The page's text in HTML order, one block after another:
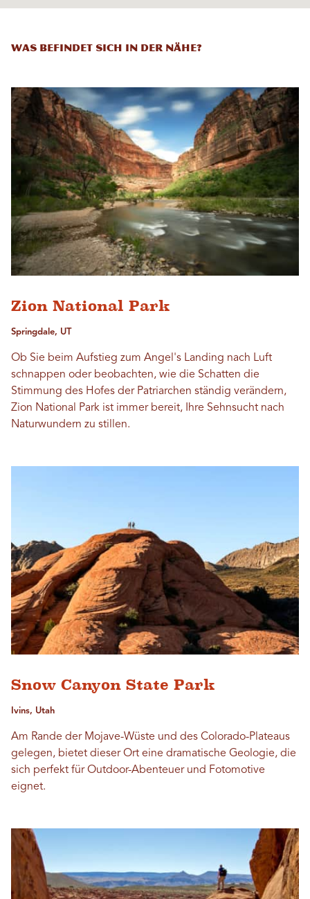
Was befindet sich in der Nähe?
Zion National Park
Springdale, UT
Ob Sie beim Aufstieg zum Angel's Landing nach Luft
schnappen oder beobachten, wie die Schatten die
Stimmung des Hofes der Patriarchen ständig verändern,
Zion National Park ist immer bereit, Ihre Sehnsucht nach
Naturwundern zu stillen.
Snow Canyon State Park
Ivins, Utah
Am Rande der Mojave-Wüste und des Colorado-Plateaus
gelegen, bietet dieser Ort eine dramatische Geologie, die
sich perfekt für Outdoor-Abenteuer und Fotomotive
eignet.